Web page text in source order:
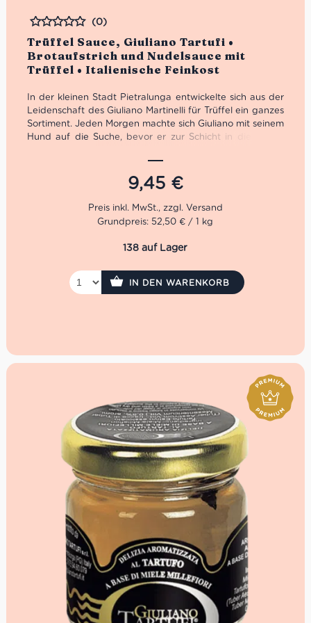
Trüffel Sauce, Giuliano Tartufi •
Brotaufstrich und Nudelsauce mit
Trüffel • Italienische Feinkost
Bewertet
(0)
In der kleinen Stadt Pietralunga entwickelte sich aus der
Leidenschaft des Giuliano Martinelli für Trüffel ein ganzes
Sortiment. Jeden Morgen machte sich Giuliano mit seinem
Hund auf die Suche, bevor er zur Schicht in die Fabrik
bekam auf Trüffel Messen die gebührende
Aufmerksamkeit. 2001 öffneten schließlich die Pforten
Die Trüffel Sauce von Giuliano Tartufi ist eine herrliche
Mischung aus Champignons, schwarzen Oliven sowie
Sommer Trüffel. Geschmacklich komplimentieren die drei
sich wunderbar. Das Trüffel Aroma entfaltet sich nicht
herb, sondern elegant mit dezenten Noten von
Steinpilzen.
9,45 €
Grundpreis: 52,50 € / 1 kg
138 auf Lager
IN DEN WARENKORB